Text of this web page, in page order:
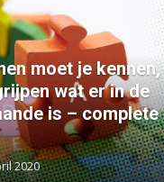
moet je kennen,
wat er in de
is – complete
2020